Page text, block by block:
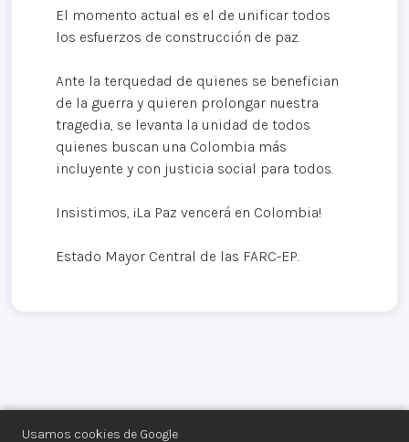
Usamos cookies de Google
El momento actual es el de unificar todos
los esfuerzos de construcción de paz.
Ante la terquedad de quienes se benefician
de la guerra y quieren prolongar nuestra
tragedia, se levanta la unidad de todos
quienes buscan una Colombia más
incluyente y con justicia social para todos.
Insistimos, ¡La Paz vencerá en Colombia!
Estado Mayor Central de las FARC-EP.